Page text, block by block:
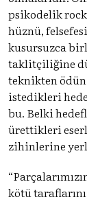
psikodelik
hüznü,
kusursuzca
taklitçiliğine
teknikten
istedikleri
bu. Belki
ürettikleri
zihinlerine
kötü